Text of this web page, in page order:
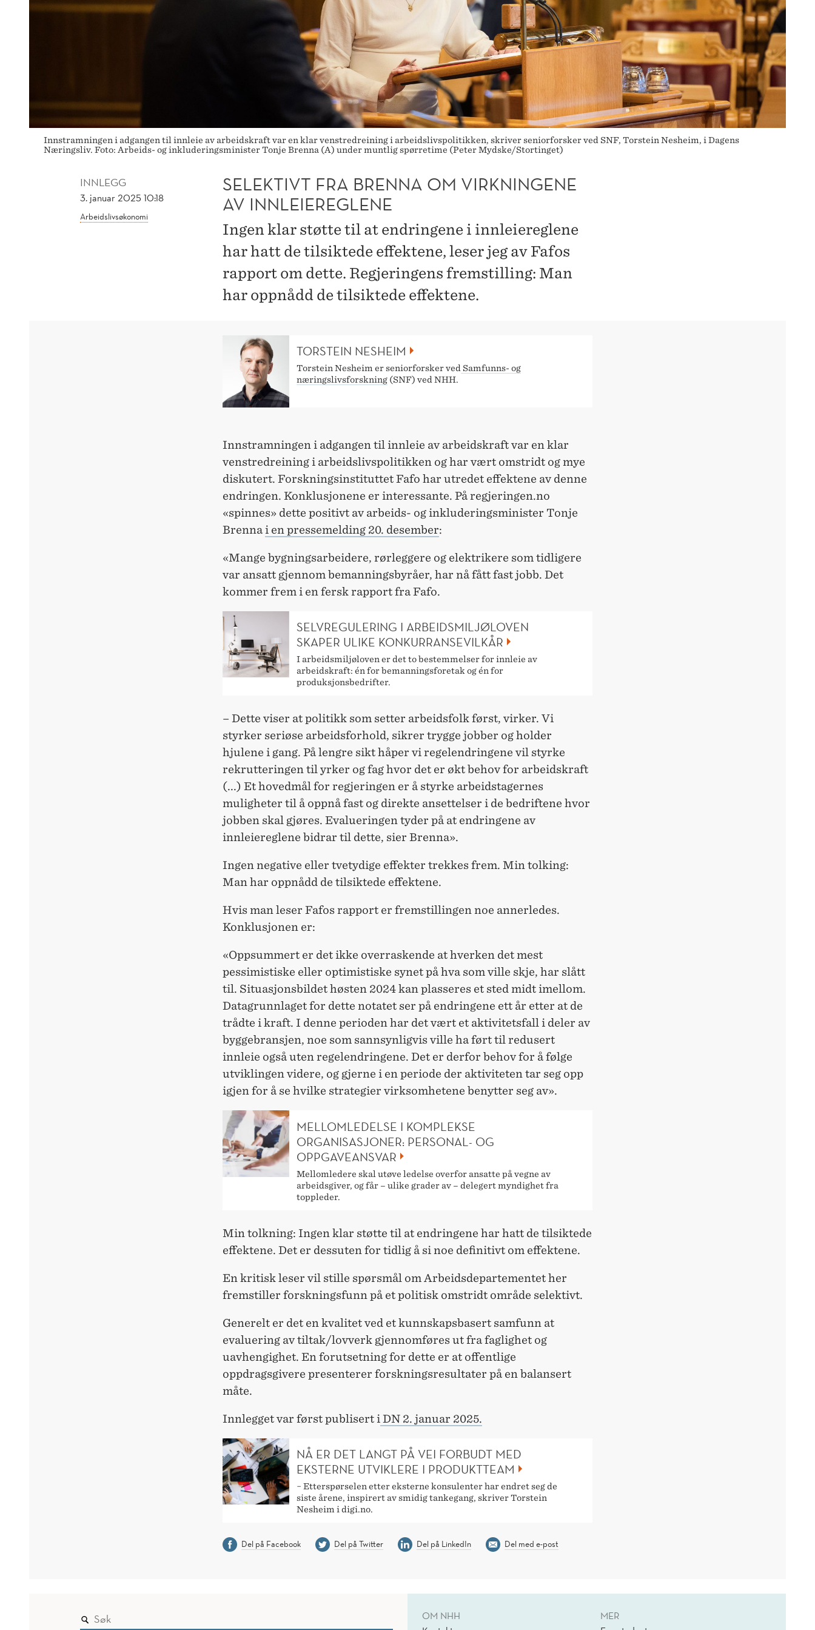
Innstramningen i adgangen til innleie av arbeidskraft var en klar venstredreining i arbeidslivspolitikken, skriver seniorforsker ved SNF, Torstein Nesheim, i Dagens
Næringsliv. Foto: Arbeids- og inkluderingsminister Tonje Brenna (A) under muntlig spørretime (Peter Mydske/Stortinget)
INNLEGG
3. januar 2025 10:18
Arbeidslivsøkonomi
SELEKTIVT FRA BRENNA OM VIRKNINGENE
AV INNLEIEREGLENE
Ingen klar støtte til at endringene i innleiereglene
har hatt de tilsiktede effektene, leser jeg av Fafos
rapport om dette. Regjeringens fremstilling: Man
har oppnådd de tilsiktede effektene.
TORSTEIN NESHEIM
Torstein Nesheim er seniorforsker ved Samfunns- og
næringslivsforskning (SNF) ved NHH.
Innstramningen i adgangen til innleie av arbeidskraft var en klar
venstredreining i arbeidslivspolitikken og har vært omstridt og mye
diskutert. Forskningsinstituttet Fafo har utredet effektene av denne
endringen. Konklusjonene er interessante. På regjeringen.no
«spinnes» dette positivt av arbeids- og inkluderingsminister Tonje
Brenna i en pressemelding 20. desember:
«Mange bygningsarbeidere, rørleggere og elektrikere som tidligere
var ansatt gjennom bemanningsbyråer, har nå fått fast jobb. Det
kommer frem i en fersk rapport fra Fafo.
SELVREGULERING I ARBEIDSMILJØLOVEN
SKAPER ULIKE KONKURRANSEVILKÅR
I arbeidsmiljøloven er det to bestemmelser for innleie av
arbeidskraft: én for bemanningsforetak og én for
produksjonsbedrifter.
– Dette viser at politikk som setter arbeidsfolk først, virker. Vi
styrker seriøse arbeidsforhold, sikrer trygge jobber og holder
hjulene i gang. På lengre sikt håper vi regelendringene vil styrke
rekrutteringen til yrker og fag hvor det er økt behov for arbeidskraft
(...) Et hovedmål for regjeringen er å styrke arbeidstagernes
muligheter til å oppnå fast og direkte ansettelser i de bedriftene hvor
jobben skal gjøres. Evalueringen tyder på at endringene av
innleiereglene bidrar til dette, sier Brenna».
Ingen negative eller tvetydige effekter trekkes frem. Min tolking:
Man har oppnådd de tilsiktede effektene.
Hvis man leser Fafos rapport er fremstillingen noe annerledes.
Konklusjonen er:
«Oppsummert er det ikke overraskende at hverken det mest
pessimistiske eller optimistiske synet på hva som ville skje, har slått
til. Situasjonsbildet høsten 2024 kan plasseres et sted midt imellom.
Datagrunnlaget for dette notatet ser på endringene ett år etter at de
trådte i kraft. I denne perioden har det vært et aktivitetsfall i deler av
byggebransjen, noe som sannsynligvis ville ha ført til redusert
innleie også uten regelendringene. Det er derfor behov for å følge
utviklingen videre, og gjerne i en periode der aktiviteten tar seg opp
igjen for å se hvilke strategier virksomhetene benytter seg av».
MELLOMLEDELSE I KOMPLEKSE
ORGANISASJONER: PERSONAL- OG
OPPGAVEANSVAR
Mellomledere skal utøve ledelse overfor ansatte på vegne av
arbeidsgiver, og får – ulike grader av – delegert myndighet fra
toppleder.
Min tolkning: Ingen klar støtte til at endringene har hatt de tilsiktede
effektene. Det er dessuten for tidlig å si noe definitivt om effektene.
En kritisk leser vil stille spørsmål om Arbeidsdepartementet her
fremstiller forskningsfunn på et politisk omstridt område selektivt.
Generelt er det en kvalitet ved et kunnskapsbasert samfunn at
evaluering av tiltak/lovverk gjennomføres ut fra faglighet og
uavhengighet. En forutsetning for dette er at offentlige
oppdragsgivere presenterer forskningsresultater på en balansert
måte.
Innlegget var først publisert i DN 2. januar 2025.
NÅ ER DET LANGT PÅ VEI FORBUDT MED
EKSTERNE UTVIKLERE I PRODUKTTEAM
− Etterspørselen etter eksterne konsulenter har endret seg de
siste årene, inspirert av smidig tankegang, skriver Torstein
Nesheim i digi.no.
Del på Facebook Del på Twitter Del på LinkedIn Del med e-post
OM NHH
MER